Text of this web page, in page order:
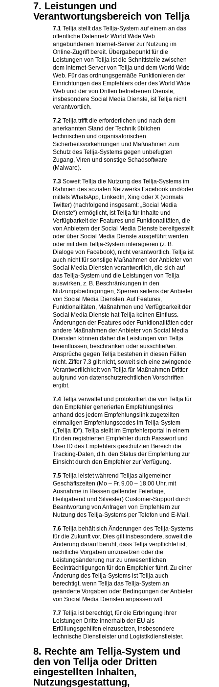
7. Leistungen und
Verantwortungsbereich von Tellja
7.1 Tellja stellt das Tellja-System auf einem an das
öffentliche Datennetz World Wide Web
angebundenen Internet-Server zur Nutzung im
Online-Zugriff bereit. Übergabepunkt für die
Leistungen von Tellja ist die Schnittstelle zwischen
dem Internet-Server von Tellja und dem World Wide
Web. Für das ordnungsgemäße Funktionieren der
Einrichtungen des Empfehlers oder des World Wide
Web und der von Dritten betriebenen Dienste,
insbesondere Social Media Dienste, ist Tellja nicht
verantwortlich.
7.2 Tellja trifft die erforderlichen und nach dem
anerkannten Stand der Technik üblichen
technischen und organisatorischen
Sicherheitsvorkehrungen und Maßnahmen zum
Schutz des Tellja-Systems gegen unbefugten
Zugang, Viren und sonstige Schadsoftware
(Malware).
7.3 Soweit Tellja die Nutzung des Tellja-Systems im
Rahmen des sozialen Netzwerks Facebook und/oder
mittels WhatsApp, LinkedIn, Xing oder X (vormals
Twitter) (nachfolgend insgesamt: „Social Media
Dienste“) ermöglicht, ist Tellja für Inhalte und
Verfügbarkeit der Features und Funktionalitäten, die
von Anbietern der Social Media Dienste bereitgestellt
oder über Social Media Dienste ausgeführt werden
oder mit dem Tellja-System interagieren (z. B.
Dialoge von Facebook), nicht verantwortlich. Tellja ist
auch nicht für sonstige Maßnahmen der Anbieter von
Social Media Diensten verantwortlich, die sich auf
das Tellja-System und die Leistungen von Tellja
auswirken, z. B. Beschränkungen in den
Nutzungsbedingungen, Sperren seitens der Anbieter
von Social Media Diensten. Auf Features,
Funktionalitäten, Maßnahmen und Verfügbarkeit der
Social Media Dienste hat Tellja keinen Einfluss.
Änderungen der Features oder Funktionalitäten oder
andere Maßnahmen der Anbieter von Social Media
Diensten können daher die Leistungen von Tellja
beeinflussen, beschränken oder ausschließen.
Ansprüche gegen Tellja bestehen in diesen Fällen
nicht. Ziffer 7.3 gilt nicht, soweit sich eine zwingende
Verantwortlichkeit von Tellja für Maßnahmen Dritter
aufgrund von datenschutzrechtlichen Vorschriften
ergibt.
7.4 Tellja verwaltet und protokolliert die von Tellja für
den Empfehler generierten Empfehlungslinks
anhand des jedem Empfehlungslink zugeteilten
einmaligen Empfehlungscodes im Tellja-System
(„Tellja ID“). Tellja stellt im Empfehlerportal in einem
für den registrierten Empfehler durch Passwort und
User ID des Empfehlers geschützten Bereich die
Tracking-Daten, d.h. den Status der Empfehlung zur
Einsicht durch den Empfehler zur Verfügung.
7.5 Tellja leistet während Telljas allgemeiner
Geschäftszeiten (Mo – Fr, 9.00 – 18.00 Uhr, mit
Ausnahme in Hessen geltender Feiertage,
Heiligabend und Silvester) Customer-Support durch
Beantwortung von Anfragen von Empfehlern zur
Nutzung des Tellja-Systems per Telefon und E-Mail.
7.6 Tellja behält sich Änderungen des Tellja-Systems
für die Zukunft vor. Dies gilt insbesondere, soweit die
Änderung darauf beruht, dass Tellja verpflichtet ist,
rechtliche Vorgaben umzusetzen oder die
Leistungsänderung nur zu unwesentlichen
Beeinträchtigungen für den Empfehler führt. Zu einer
Änderung des Tellja-Systems ist Tellja auch
berechtigt, wenn Tellja das Tellja-System an
geänderte Vorgaben oder Bedingungen der Anbieter
von Social Media Diensten anpassen will.
7.7 Tellja ist berechtigt, für die Erbringung ihrer
Leistungen Dritte innerhalb der EU als
Erfüllungsgehilfen einzusetzen, insbesondere
technische Dienstleister und Logistikdienstleister.
8. Rechte am Tellja-System und
den von Tellja oder Dritten
eingestellten Inhalten,
Nutzungsgestattung,